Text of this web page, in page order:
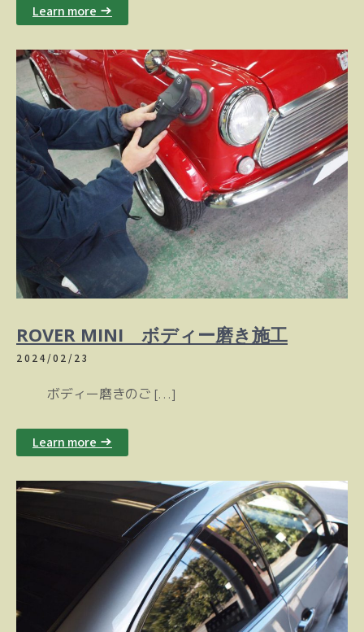
Learn more →
ROVER MINI ボディー磨き施工
2024/02/23
ボディー磨きのご […]
Learn more →